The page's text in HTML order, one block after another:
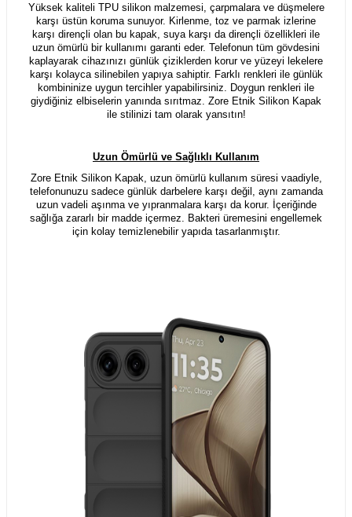
Yüksek kaliteli TPU silikon malzemesi, çarpmalara ve düşmelere
karşı üstün koruma sunuyor. Kirlenme, toz ve parmak izlerine
karşı dirençli olan bu kapak, suya karşı da dirençli özellikleri ile
uzun ömürlü bir kullanımı garanti eder. Telefonun tüm gövdesini
kaplayarak cihazınızı günlük çiziklerden korur ve yüzeyi lekelere
karşı kolayca silinebilen yapıya sahiptir. Farklı renkleri ile günlük
kombininize uygun tercihler yapabilirsiniz. Doygun renkleri ile
giydiğiniz elbiselerin yanında sırıtmaz. Zore Etnik Silikon Kapak
ile stilinizi tam olarak yansıtın!
Uzun Ömürlü ve Sağlıklı Kullanım
Zore Etnik Silikon Kapak, uzun ömürlü kullanım süresi vaadiyle,
telefonunuzu sadece günlük darbelere karşı değil, aynı zamanda
uzun vadeli aşınma ve yıpranmalara karşı da korur. İçeriğinde
sağlığa zararlı bir madde içermez. Bakteri üremesini engellemek
için kolay temizlenebilir yapıda tasarlanmıştır.